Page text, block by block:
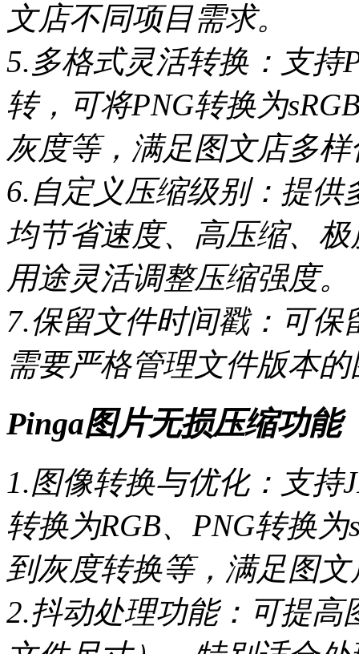
文店不同项目需求。
5.多格式灵活转换：支持
转，可将PNG转换为
灰度等，满足图文店多
6.自定义压缩级别：提
均节省速度、高压缩、
用途灵活调整压缩强度。
7.保留文件时间戳：可
需要严格管理文件版本
Pinga图片无损压缩功能
1.图像转换与优化：支持
转换为RGB、PNG转换
到灰度转换等，满足图
2.抖动处理功能：可提高